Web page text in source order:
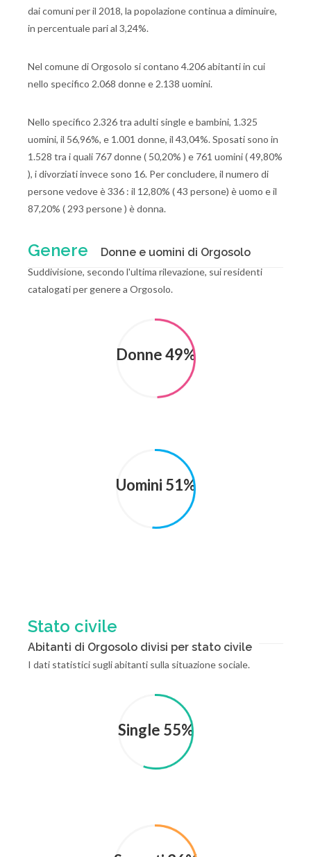
dai comuni per il 2018, la popolazione continua a diminuire,
in percentuale pari al 3,24%.
Nel comune di Orgosolo si contano 4.206 abitanti in cui
nello specifico 2.068 donne e 2.138 uomini.
Nello specifico 2.326 tra adulti single e bambini, 1.325
uomini, il 56,96%, e 1.001 donne, il 43,04%. Sposati sono in
1.528 tra i quali 767 donne ( 50,20% ) e 761 uomini ( 49,80%
), i divorziati invece sono 16. Per concludere, il numero di
persone vedove è 336 : il 12,80% ( 43 persone) è uomo e il
87,20% ( 293 persone ) è donna.
Genere Donne e uomini di Orgosolo
Suddivisione, secondo l'ultima rilevazione, sui residenti
catalogati per genere a Orgosolo.
Donne 49%
Uomini 51%
Stato civile
Abitanti di Orgosolo divisi per stato civile
I dati statistici sugli abitanti sulla situazione sociale.
Single 55%